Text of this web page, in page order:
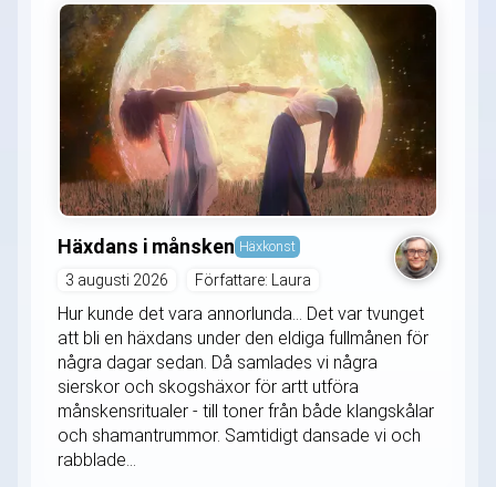
Häxdans i månsken Häxkonst
3 augusti 2026 Författare: Laura
Hur kunde det vara annorlunda... Det var tvunget
att bli en häxdans under den eldiga fullmånen för
några dagar sedan. Då samlades vi några
sierskor och skogshäxor för artt utföra
månskensritualer - till toner från både klangskålar
och shamantrummor. Samtidigt dansade vi och
rabblade...